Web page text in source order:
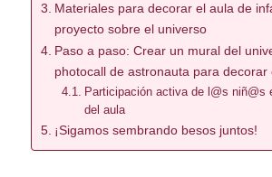
Materiales para decorar el aula de
proyecto sobre el universo
Paso a paso: Crear un mural del
photocall de astronauta para decorar
Participación activa de l@s niñ@s
del aula
¡Sigamos sembrando besos juntos!